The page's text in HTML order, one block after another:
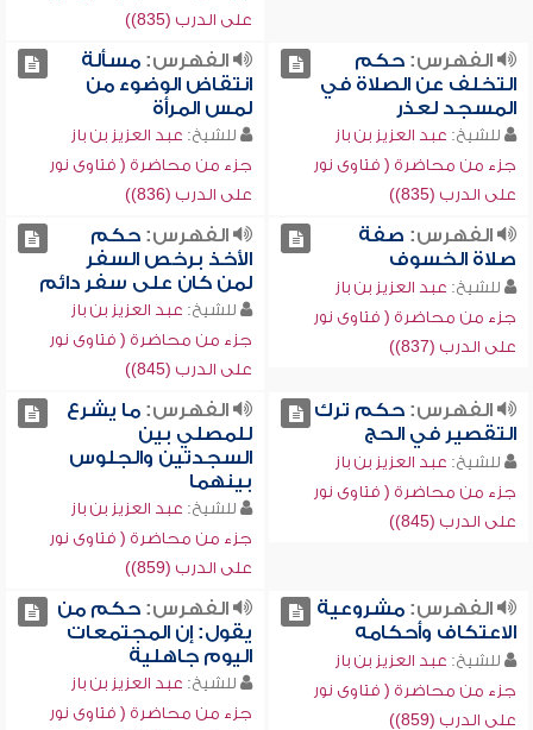
على الدرب (835))
الفهرس:حكم
التخلف عن الصلاة في
المسجد لعذر
للشيخ: عبد العزيز بن باز
جزء من محاضرة ( فتاوى نور
على الدرب (835))
الفهرس:مسألة
انتقاض الوضوء من
لمس المرأة
للشيخ: عبد العزيز بن باز
جزء من محاضرة ( فتاوى نور
على الدرب (836))
الفهرس: صفة
صلاة الخسوف
للشيخ: عبد العزيز بن باز
جزء من محاضرة ( فتاوى نور
على الدرب (837))
الفهرس:حكم
الأخذ برخص السفر
لمن كان على سفر دائم
للشيخ: عبد العزيز بن باز
جزء من محاضرة ( فتاوى نور
على الدرب (845))
الفهرس:حكم ترك
التقصير في الحج
للشيخ: عبد العزيز بن باز
جزء من محاضرة ( فتاوى نور
على الدرب (845))
الفهرس:ما يشرع
للمصلي بين
السجدتين والجلوس
بينهما
للشيخ: عبد العزيز بن باز
جزء من محاضرة ( فتاوى نور
على الدرب (859))
الفهرس:مشروعية
الاعتكاف وأحكامه
للشيخ: عبد العزيز بن باز
جزء من محاضرة ( فتاوى نور
على الدرب (859))
الفهرس:حكم من
يقول: إن المجتمعات
اليوم جاهلية
للشيخ: عبد العزيز بن باز
جزء من محاضرة ( فتاوى نور